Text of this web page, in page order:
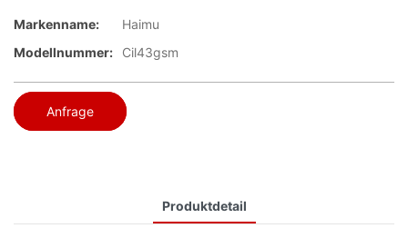
Markenname:
Haimu
Modellnummer:
Cil43gsm
Anfrage
Produktdetail